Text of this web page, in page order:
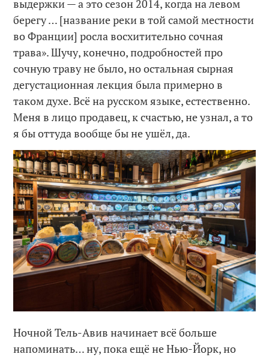
выдержки — а это сезон 2014, когда на левом
берегу … [название реки в той самой местности
во Франции] росла восхитительно сочная
трава». Шучу, конечно, подробностей про
сочную траву не было, но остальная сырная
дегустационная лекция была примерно в
таком духе. Всё на русском языке, естественно.
Меня в лицо продавец, к счастью, не узнал, а то
я бы оттуда вообще бы не ушёл, да.
Ночной Тель-Авив начинает всё больше
напоминать… ну, пока ещё не Нью-Йорк, но